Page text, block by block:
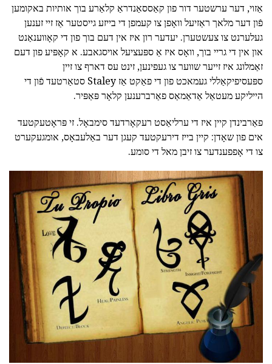
אַזוי, דער ערשטער דור פון קאַססאַנדראַ קלאַרע בוך אותיות באקומען
פֿון דער מלאך ראַזיעל וואָפן צו קעמפן די בייזע גייסטער אַז זיי זענען
געלערנט צו צעשטערן. יעדער רון איז אין דעם בוך פון די קאָווענאַנט
און אין די גריי בוך, וואָס איז אַ ספּעציעל אויסגאבע. א קאָפּיע פון דעם
זאַמלונג איז זייער שווער צו געפינען, זינט עס דארף צו זיין
ספּעסיפיקאַללי געמאכט פון די פאַקט אַז Staley סטאַרטעד פֿון די
הייליקע מעטאַל אַדאַמאַס פאַרברענען קלאָר פּאַפּיר.
פאַרבינדן קיין איז די ערליאַסט רעקאָרדעד סימבאָל. זי פּראָטעקטעד
אים פון שאָדן: קיין בייז דירעקטעד קעגן דער באַלעבאָס, אומגעקערט
צו די אָפפענדער צו זיבן מאל די סומע.